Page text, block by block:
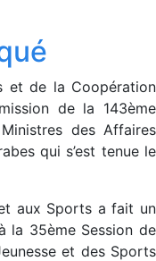
et de la Coopération
de la 143ème
des Affaires
qui s’est tenue le
aux Sports a fait un
la 35ème Session de
et des Sports